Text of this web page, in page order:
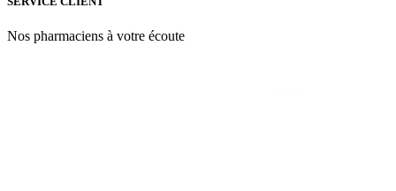
Nos pharmaciens à votre écoute